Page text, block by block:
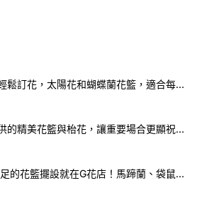
愛與期盼。它不僅美觀，還能提升整體
梗與博籃馬蹄蘭搭配，不僅造型出眾，
卉作為生日花束？
生日花束，除了因為它們的美麗和獨特
G花店讓你輕鬆訂花，太陽花和蝴蝶蘭花籃，適合每個重要時刻！-SF390
「G花店提供的精美花籃與枱花，讓重要場合更顯祝賀與喜悅，適合各種用場！」-SF398
「設計感十足的花籃擺設就在G花店！馬蹄蘭、袋鼠爪、罌粟花，為你的重大場合增光添彩！」-SF209